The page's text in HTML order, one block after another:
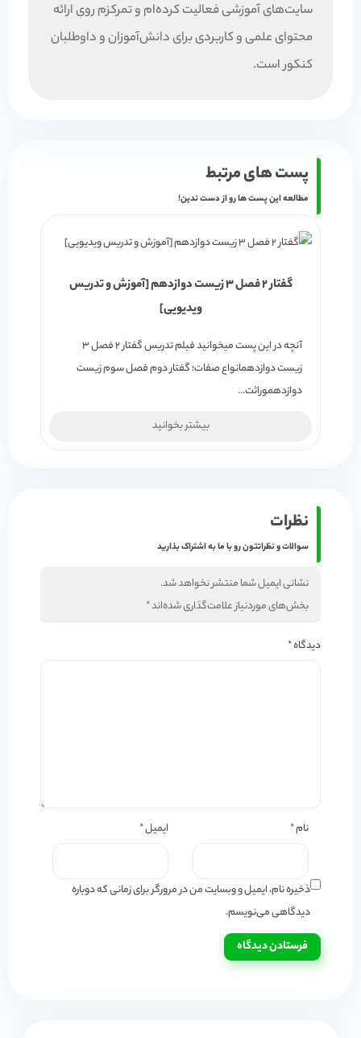
سایت‌های آموزشی فعالیت کرده‌ام و تمرکزم روی ارائه
محتوای علمی و کاربردی برای دانش‌آموزان و داوطلبان
کنکور است.
پست های مرتبط
مطالعه این پست ها رو از دست ندین!
گفتار 2 فصل 3 زیست دوازدهم [آموزش و تدریس
ویدیویی]
آنچه در این پست میخوانید فیلم تدریس گفتار 2 فصل 3
زیست دوازدهمانواع صفات؛ گفتار دوم فصل سوم زیست
دوازدهموراثت…
بیشتر بخوانید
نظرات
سوالات و نظراتتون رو با ما به اشتراک بذارید
نشانی ایمیل شما منتشر نخواهد شد.
بخش‌های موردنیاز علامت‌گذاری شده‌اند*
دیدگاه*
نام* ایمیل*
ذخیره نام، ایمیل و وبسایت من در مرورگر برای زمانی که دوباره
دیدگاهی می‌نویسم.